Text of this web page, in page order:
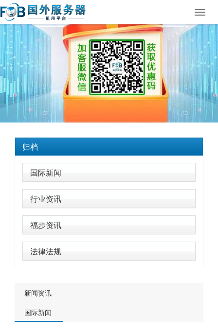
归档
国际新闻
行业资讯
福步资讯
法律法规
新闻资讯
国际新闻